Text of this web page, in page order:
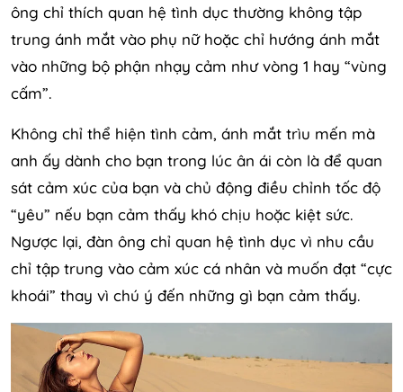
ông chỉ thích quan hệ tình dục thường không tập
trung ánh mắt vào phụ nữ hoặc chỉ hướng ánh mắt
vào những bộ phận nhạy cảm như vòng 1 hay “vùng
cấm”.
Không chỉ thể hiện tình cảm, ánh mắt trìu mến mà
anh ấy dành cho bạn trong lúc ân ái còn là để quan
sát cảm xúc của bạn và chủ động điều chỉnh tốc độ
“yêu” nếu bạn cảm thấy khó chịu hoặc kiệt sức.
Ngược lại, đàn ông chỉ quan hệ tình dục vì nhu cầu
chỉ tập trung vào cảm xúc cá nhân và muốn đạt “cực
khoái” thay vì chú ý đến những gì bạn cảm thấy.